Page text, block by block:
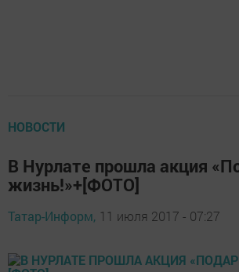
НОВОСТИ
В Нурлате прошла акция
жизнь!»+[ФОТО]
Татар-Информ, 11 июля 2017 - 07:27